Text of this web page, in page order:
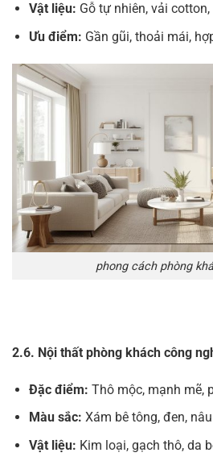
Vật liệu: Gỗ tự nhiên, vải cotton,
Ưu điểm: Gần gũi, thoải mái,
phong cách phòng
2.6. Nội thất phòng khách công
Đặc điểm: Thô mộc, mạnh mẽ,
Màu sắc: Xám bê tông, đen,
Vật liệu: Kim loại, gạch thô, da